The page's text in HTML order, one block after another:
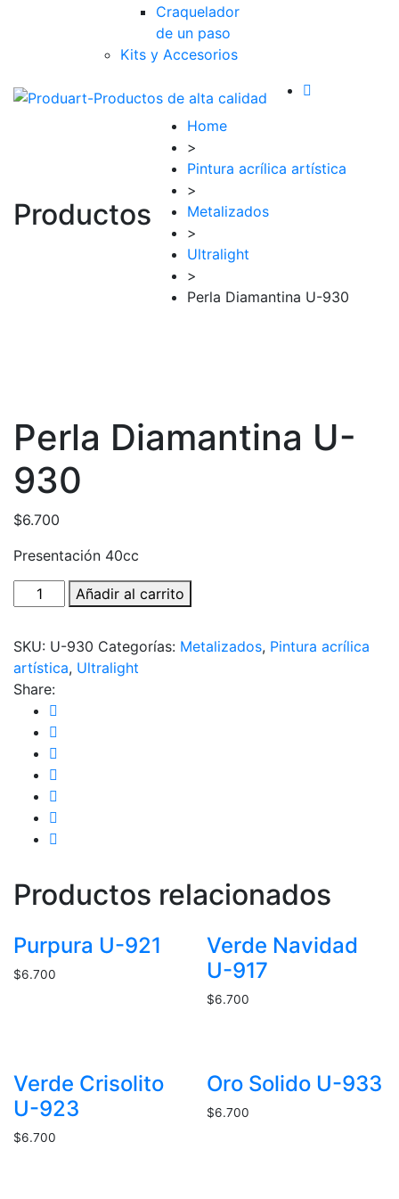
Craquelador
de un paso
Kits y Accesorios
Productos
Home
>
Pintura acrílica artística
>
Metalizados
>
Ultralight
>
Perla Diamantina U-930
Perla Diamantina U-
930
$6.700
Presentación 40cc
Perla
Diamantina
930
cantidad
Añadir al carrito
SKU: U-930 Categorías: Metalizados, Pintura acrílica
artística, Ultralight
Share:
Productos relacionados
Purpura U-921
$6.700
Verde Navidad
U-917
$6.700
Verde Crisolito
U-923
$6.700
Oro Solido U-933
$6.700